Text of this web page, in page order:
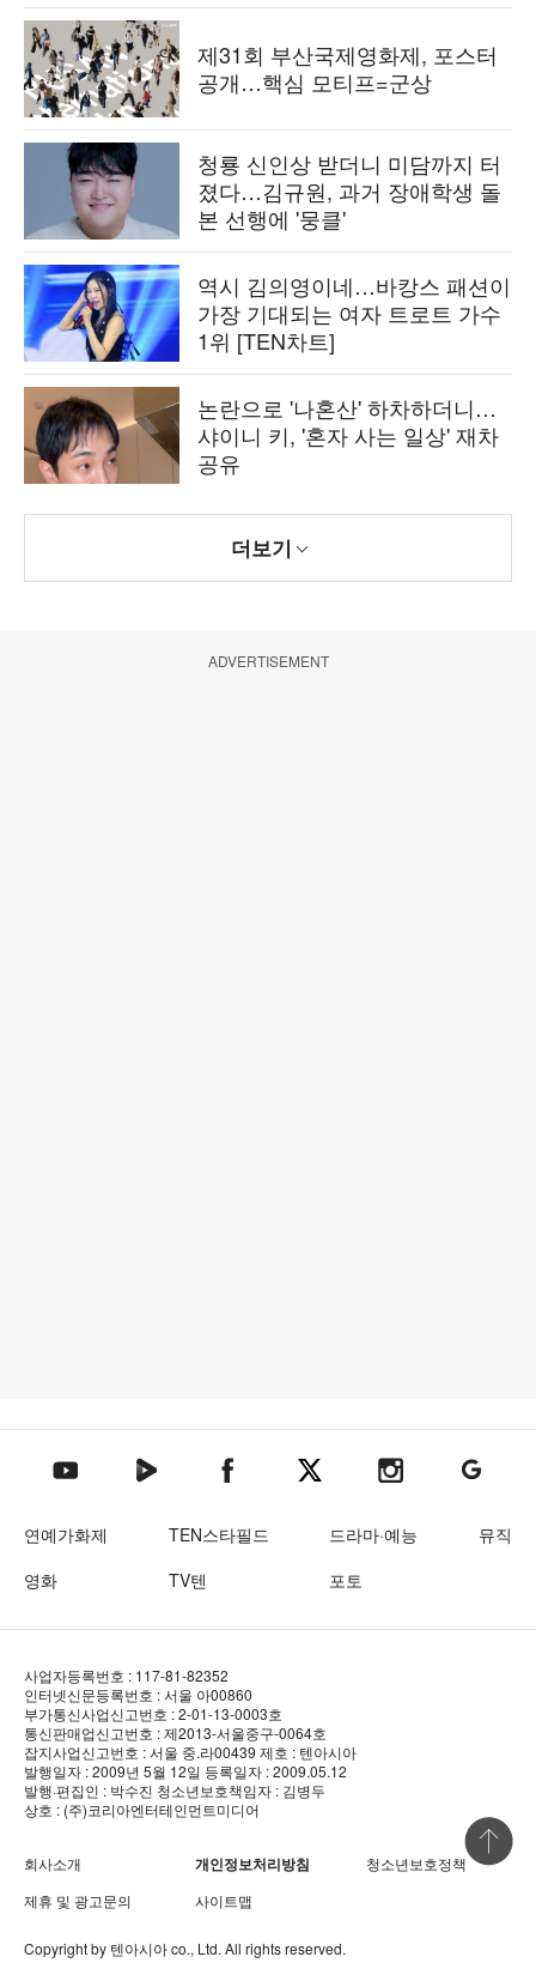
제31회 부산국제영화제, 포스터
공개…핵심 모티프=군상
청룡 신인상 받더니 미담까지 터
졌다…김규원, 과거 장애학생 돌
본 선행에 '뭉클'
역시 김의영이네…바캉스 패션이
가장 기대되는 여자 트로트 가수
1위 [TEN차트]
논란으로 '나혼산' 하차하더니…
샤이니 키, '혼자 사는 일상' 재차
공유
더보기
ADVERTISEMENT
텐아시아 유튜브텐아시아 네이버TV텐아시아 페이스북텐아시아 엑스텐아시아 인스타그램
텐아시아
연예가화제 TEN스타필드 드라마·예능
뮤직
영화
TV텐 포토
사업자등록번호 : 117-81-82352
인터넷신문등록번호 : 서울 아00860
부가통신사업신고번호 : 2-01-13-0003호
통신판매업신고번호 : 제2013-서울중구-0064호
잡지사업신고번호 : 서울 중.라00439 제호 : 텐아시아
발행일자 : 2009년 5월 12일 등록일자 : 2009.05.12
발행·편집인 : 박수진 청소년보호책임자 : 김병두
상호 : (주)코리아엔터테인먼트미디어
회사소개 개인정보처리방침
청소년보호정책
제휴 및 광고문의
사이트맵
Copyright by 텐아시아co., Ltd. All rights reserved.
상단 바로